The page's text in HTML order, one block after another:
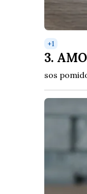
+1
3.
sos